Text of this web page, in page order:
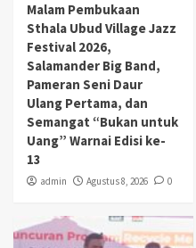
Malam Pembukaan
Sthala Ubud Village Jazz
Festival 2026,
Salamander Big Band,
Pameran Seni Daur
Ulang Pertama, dan
Semangat “Bukan untuk
Uang” Warnai Edisi ke-
13
admin Agustus 8, 2026 0